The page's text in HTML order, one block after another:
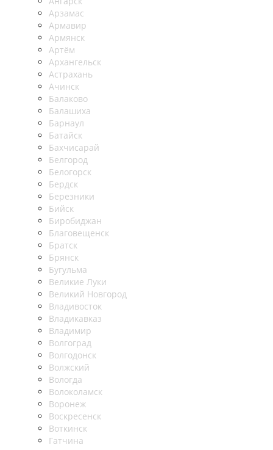
Арзамас
Армавир
Армянск
Артём
Архангельск
Астрахань
Ачинск
Балаково
Балашиха
Барнаул
Батайск
Бахчисарай
Белгород
Белогорск
Бердск
Березники
Бийск
Биробиджан
Благовещенск
Братск
Брянск
Бугульма
Великие Луки
Великий Новгород
Владивосток
Владикавказ
Владимир
Волгоград
Волгодонск
Волжский
Вологда
Волоколамск
Воронеж
Воскресенск
Воткинск
Гатчина